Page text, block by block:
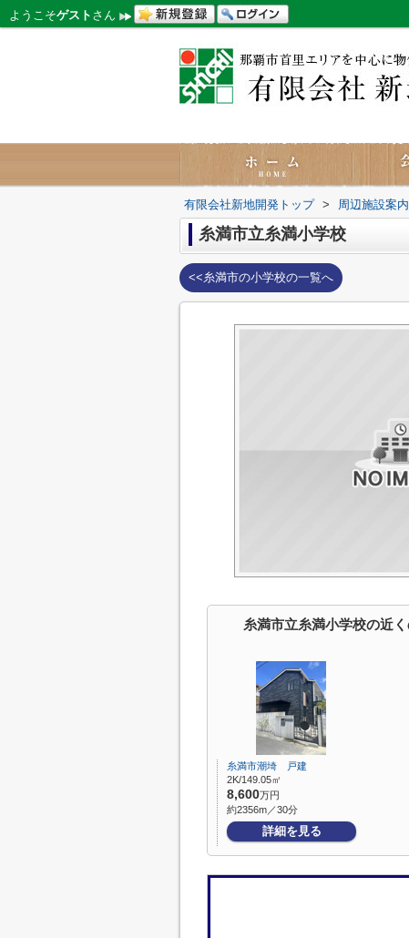
ようこそゲスト さん
有限会社新地開発トップ > 周辺施設案内
糸満市立糸満小学校
<<糸満市の小学校の一覧へ
糸満市立糸満小学校の近
糸満市潮埼 戸建
2K/149.05㎡
8,600万円
約2356m／30分
詳細を見る